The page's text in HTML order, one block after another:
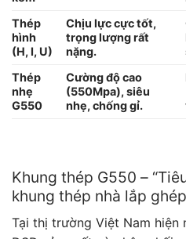
Thép
hình
(H, I, U)
Chịu lực cực tốt,
trọng lượng rất
nặng.
Thép
nhẹ
G550
Cường độ cao
(550Mpa), siêu
nhẹ, chống gỉ.
Khung thép G550 –
khung thép nhà lắp
Tại thị trường Việt Nam hiện